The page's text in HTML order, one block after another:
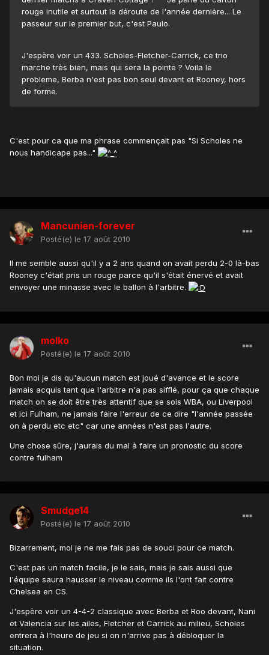
rouge inutile et surtout la déroute de l'année dernière... Le
passeur sur le premier but, c'est Paulo.
J'espère voir un 433. Scholes-Fletcher-Carrick, ce trio
marche très bien, mais qui sera la pointe ? Voila le
probleme, Berba n'est pas bon seul devant et Rooney, hors
de forme.
C'est pour ca que ma phrase commençait pas "Si Scholes ne
nous handicape pas..."
Mancunien-forever
Posté(e) le 17 août 2010
Il me semble aussi qu'il y a 2 ans quand on avait perdu 2-0 là-bas
Rooney c'était pris un rouge parce qu'il s'était énervé et avait
envoyer une minasse avec le ballon à l'arbitre.
molko
Posté(e) le 17 août 2010
Bon moi je dis qu'aucun match est joué d'avance et le score
jamais acquis tant que l'arbitre n'a pas sifflé, pour ça que chaque
match on se doit être très attentif que se sois WBA, ou Liverpool
et ici Fulham, ne jamais faire l'erreur de ce dire "l'année passée
on à perdu etc etc" car une années n'est pas l'autre.
Une chose sûre, j'aurais du mal à faire un pronostic du score
contre fulham
Smudge14
Posté(e) le 17 août 2010
Bizarrement, moi je ne me fais pas de souci pour ce match.
C'est pas un match facile, je le sais, mais je sais aussi que
l'équipe saura hausser le niveau comme ils l'ont fait contre
Chelsea en CS.
J'espère voir un 4-4-2 classique avec Berba et Roo devant, Nani
et Valencia sur les ailes, Fletcher et Carrick au milieu, Scholes
entrera à l'heure de jeu si on n'arrive pas à débloquer la
situation.